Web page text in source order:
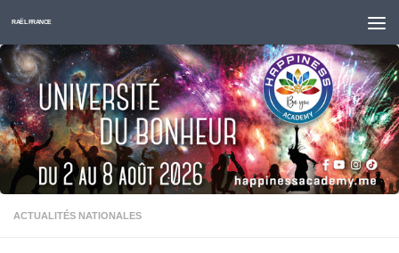
Skip to content
RAËL FRANCE
ACTUALITÉS NATIONALES